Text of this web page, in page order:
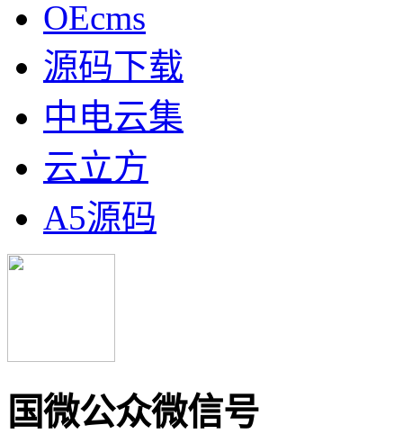
OEcms
源码下载
中电云集
云立方
A5源码
国微公众微信号